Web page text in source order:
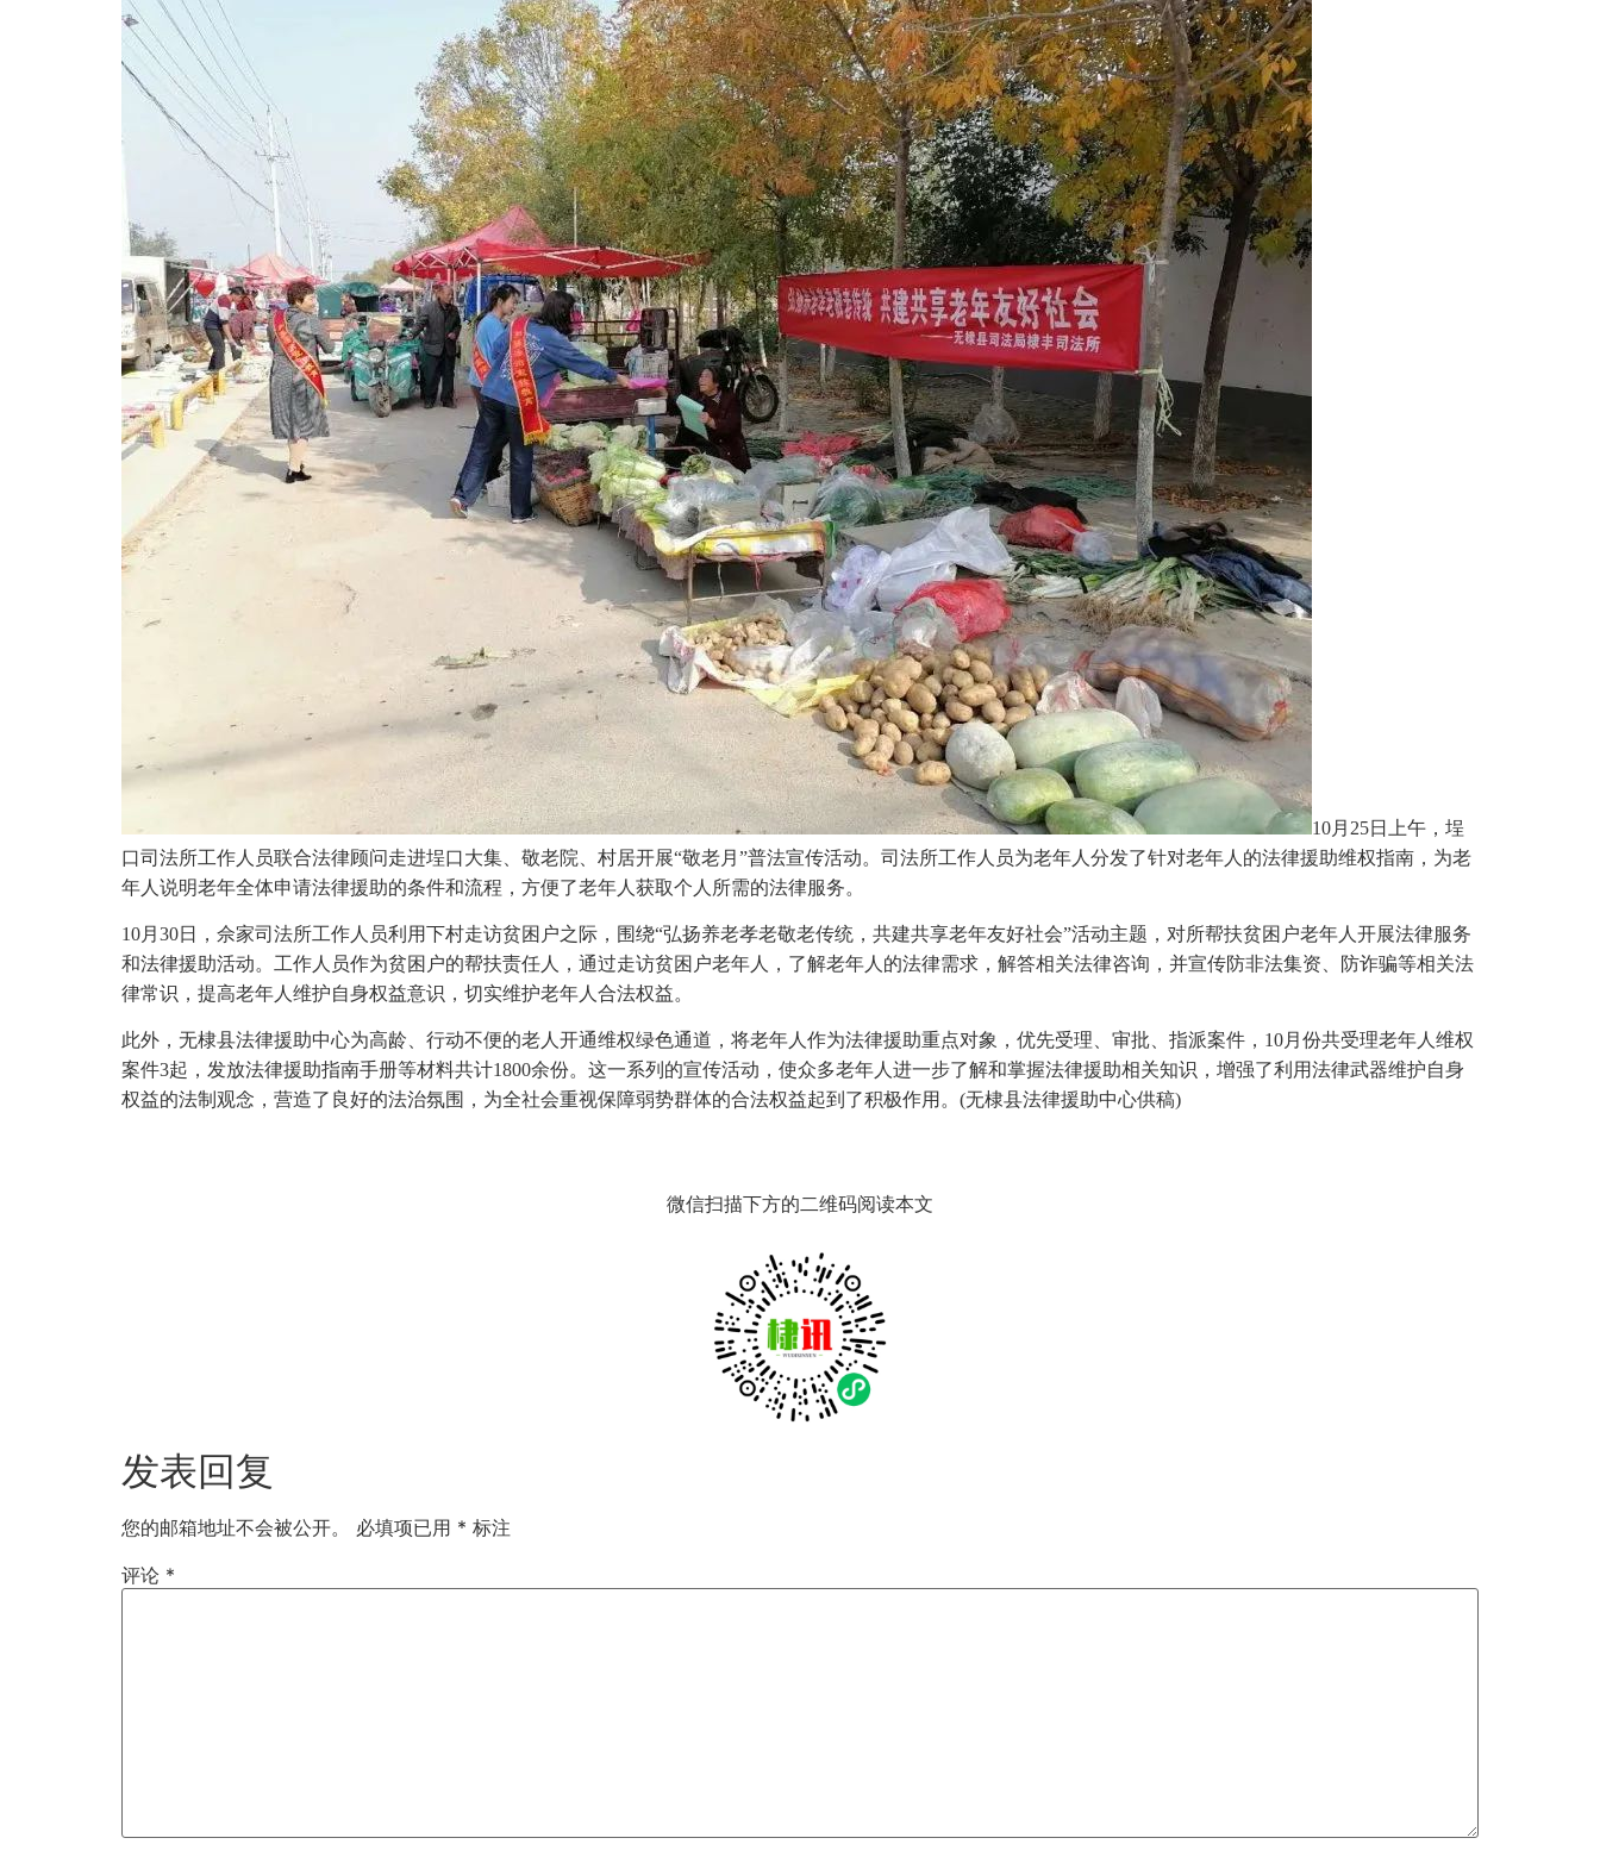
10月25日上午，埕
口司法所工作人员联合法律顾问走进埕口大集、敬老院、村居开展“敬老月”普法宣传活动。司法所工作人员为老年人分发了针对老年人的法律援助维权指南，为老
年人说明老年全体申请法律援助的条件和流程，方便了老年人获取个人所需的法律服务。
10月30日，佘家司法所工作人员利用下村走访贫困户之际，围绕“弘扬养老孝老敬老传统，共建共享老年友好社会”活动主题，对所帮扶贫困户老年人开展法律服务
和法律援助活动。工作人员作为贫困户的帮扶责任人，通过走访贫困户老年人，了解老年人的法律需求，解答相关法律咨询，并宣传防非法集资、防诈骗等相关法
律常识，提高老年人维护自身权益意识，切实维护老年人合法权益。
此外，无棣县法律援助中心为高龄、行动不便的老人开通维权绿色通道，将老年人作为法律援助重点对象，优先受理、审批、指派案件，10月份共受理老年人维权
案件3起，发放法律援助指南手册等材料共计1800余份。这一系列的宣传活动，使众多老年人进一步了解和掌握法律援助相关知识，增强了利用法律武器维护自身
权益的法制观念，营造了良好的法治氛围，为全社会重视保障弱势群体的合法权益起到了积极作用。(无棣县法律援助中心供稿)
微信扫描下方的二维码阅读本文
发表回复
您的邮箱地址不会被公开。 必填项已用 * 标注
评论 *